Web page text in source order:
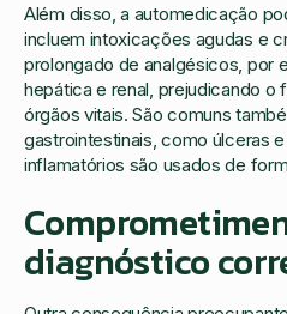
Além disso, a automedicação
incluem intoxicações agudas e
prolongado de analgésicos, por
hepática e renal, prejudicando o
órgãos vitais. São comuns
gastrointestinais, como úlceras
inflamatórios são usados de
diagnóstico